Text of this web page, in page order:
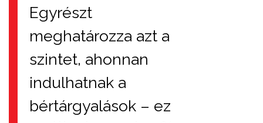
Egyrészt
meghatározza azt a
szintet, ahonnan
indulhatnak a
bértárgyalások – ez